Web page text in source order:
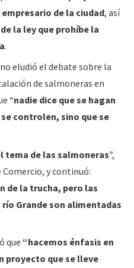
de la ciudad, así
la ley que prohíbe la
.
eludió el debate sobre la
de salmoneras en
“nadie dice que se hagan
controlen, sino que se
tema de las salmoneras”,
y continuó:
de la trucha, pero las
Grande son alimentadas
que “hacemos énfasis en
proyecto que se lleve